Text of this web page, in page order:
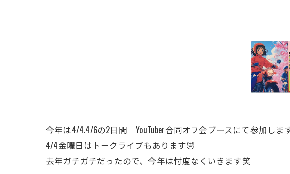
今年は4/4.4/6の2日間 YouTuber合同オフ会ブースにて参加しま
4/4金曜日はトークライブもあります🤣
去年ガチガチだったので、今年は忖度なくいきます笑